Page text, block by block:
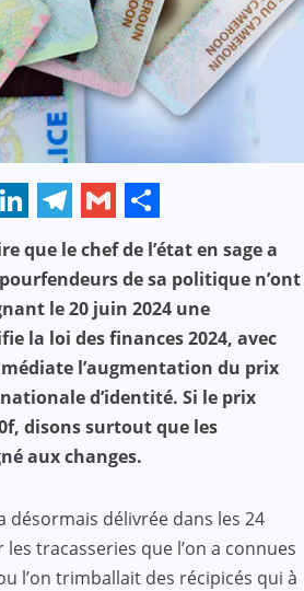
Telegram
Gmail
Share
que le chef de l’état en sage a
de sa politique n’ont
le 20 juin 2024 une
la loi des finances 2024, avec
l’augmentation du prix
d’identité. Si le prix
disons surtout que les
aux changes.
désormais délivrée dans les 24
tracasseries que l’on a connues
l’on trimballait des récipicés qui à